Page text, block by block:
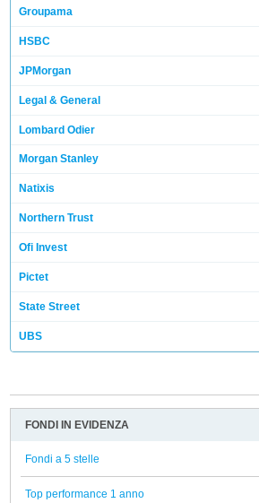
Groupama
HSBC
JPMorgan
Legal & General
Lombard Odier
Morgan Stanley
Natixis
Northern Trust
Ofi Invest
Pictet
State Street
UBS
FONDI IN EVIDENZA
Fondi a 5 stelle
Top performance 1 anno